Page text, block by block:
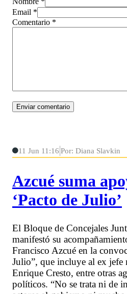
Email *
Comentario *
11 Jun 11:16 Por: Diana Slavkin
Azcué suma
‘Pacto de Julio’
El Bloque de Concejales
manifestó su
Francisco Azcué en la
Julio”, que incluye al ex jefe
Enrique Cresto, entre otras
políticos. “No se trata ni de